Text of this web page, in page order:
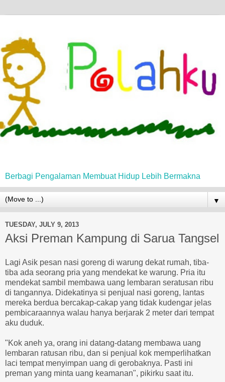
Berbagi Pengalaman Membuat Hidup Lebih Bermakna
▼
TUESDAY, JULY 9, 2013
Aksi Preman Kampung di Sarua Tangsel
Lagi Asik pesan nasi goreng di warung dekat rumah, tiba-
tiba ada seorang pria yang mendekat ke warung. Pria itu
mendekat sambil membawa uang lembaran seratusan ribu
di tangannya. Didekatinya si penjual nasi goreng, lantas
mereka berdua bercakap-cakap yang tidak kudengar jelas
pembicaraannya walau hanya berjarak 2 meter dari tempat
aku duduk.
"Kok aneh ya, orang ini datang-datang membawa uang
lembaran ratusan ribu, dan si penjual kok memperlihatkan
laci tempat menyimpan uang di gerobaknya. Pasti ini
preman yang minta uang keamanan", pikirku saat itu.